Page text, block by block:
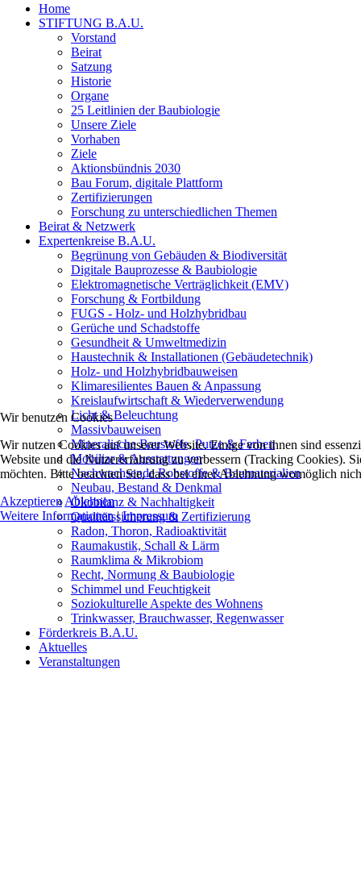
Home
STIFTUNG B.A.U.
Vorstand
Beirat
Satzung
Historie
Organe
25 Leitlinien der Baubiologie
Unsere Ziele
Vorhaben
Ziele
Aktionsbündnis 2030
Bau Forum, digitale Plattform
Zertifizierungen
Forschung zu unterschiedlichen Themen
Beirat & Netzwerk
Expertenkreise B.A.U.
Begrünung von Gebäuden & Biodiversität
Digitale Bauprozesse & Baubiologie
Elektromagnetische Verträglichkeit (EMV)
Forschung & Fortbildung
FUGS - Holz- und Holzhybridbau
Gerüche und Schadstoffe
Gesundheit & Umweltmedizin
Haustechnik & Installationen (Gebäudetechnik)
Holz- und Holzhybridbauweisen
Klimaresilientes Bauen & Anpassung
Kreislaufwirtschaft & Wiederverwendung
Licht & Beleuchtung
Massivbauweisen
Mineralische Baustoffe, Putze & Farben
Mobiliar & Ausstattungen
Nachwachsende Rohstoffe & Baumaterialien
Neubau, Bestand & Denkmal
Ökobilanz & Nachhaltigkeit
Qualitätssicherung & Zertifizierung
Radon, Thoron, Radioaktivität
Raumakustik, Schall & Lärm
Raumklima & Mikrobiom
Recht, Normung & Baubiologie
Schimmel und Feuchtigkeit
Soziokulturelle Aspekte des Wohnens
Trinkwasser, Brauchwasser, Regenwasser
Förderkreis B.A.U.
Aktuelles
Veranstaltungen
Wir benutzen Cookies
Wir nutzen Cookies auf unserer Website. Einige von ihnen sind
Website und die Nutzererfahrung zu verbessern (Tracking Cookies).
möchten. Bitte beachten Sie, dass bei einer Ablehnung womöglich
Akzeptieren Ablehnen
Weitere Informationen|Impressum